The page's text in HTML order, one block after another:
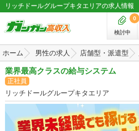
リッチドールグループキタエリアの求人情報
検討中
0
ホーム 男性の求人 店舗型・派遣型
業界最高クラスの給与システム
正社員
リッチドールグループキタエリア